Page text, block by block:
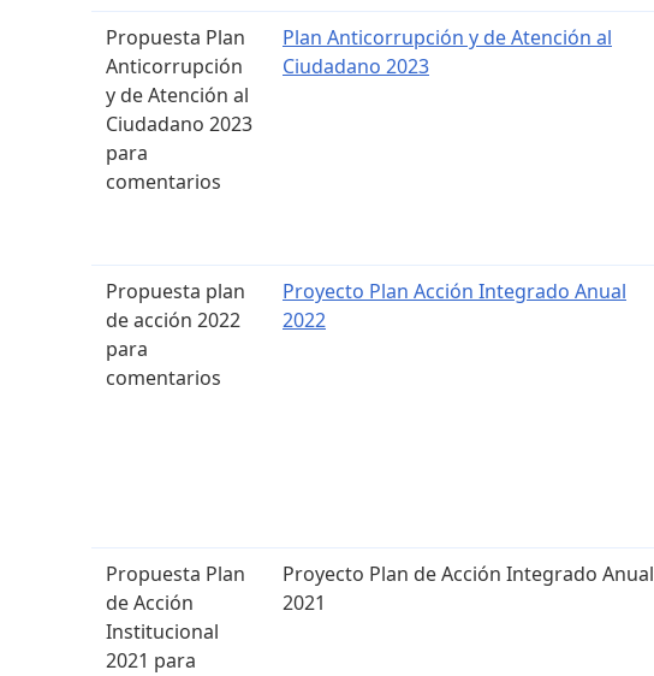
Propuesta Plan
Anticorrupción
y de Atención al
Ciudadano 2023
para
comentarios
Plan Anticorrupción y de Atención al
Ciudadano 2023
Propuesta plan
de acción 2022
para
comentarios
Proyecto Plan Acción Integrado Anual
2022
Propuesta Plan
de Acción
Institucional
2021 para
Proyecto Plan de Acción Integrado Anual
2021